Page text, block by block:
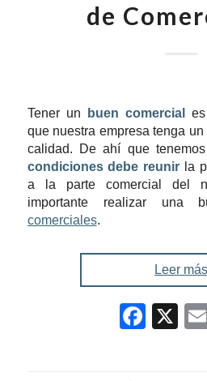
de
Tener un buen comercial
que nuestra empresa tenga
calidad. De ahí que
condiciones debe reunir la
a la parte comercial del
importante realizar una
comerciales.
Leer más
X